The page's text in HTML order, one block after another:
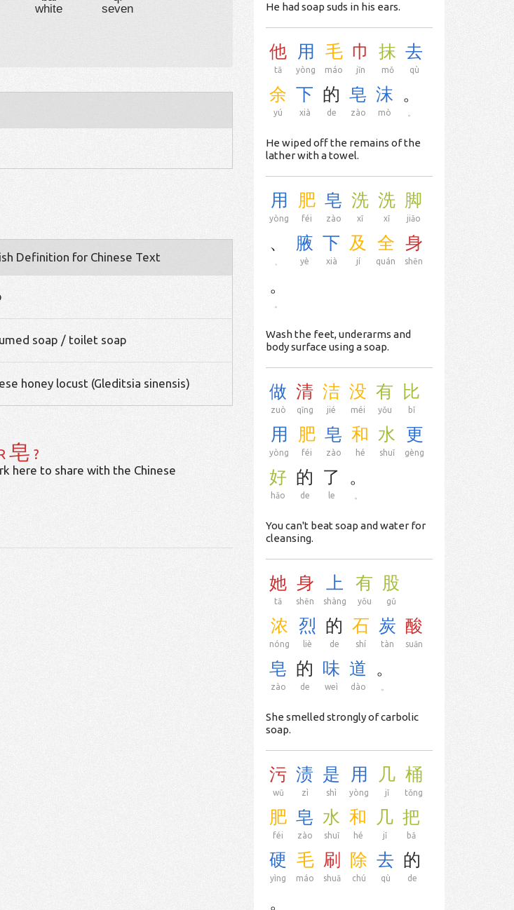
white
seven
Definition for Chinese Text
soap / toilet soap
honey locust (Gleditsia sinensis)
皂 ?
here to share with the Chinese
He had soap suds in his ears.
他
tā
用
yòng
毛
máo
巾
jīn
抹
mǒ
去
qù
余
yú
下
xià
的
de
皂
zào
沫
mò
。
He wiped off the remains of the
lather with a towel.
用
yòng
肥
féi
皂
zào
洗
xǐ
洗
xǐ
脚
jiǎo
、 腋
yè
下
xià
及
jí
全
quán
身
shēn
。
Wash the feet, underarms and
body surface using a soap.
做
zuò
清
qīng
洁
jié
没
méi
有
yǒu
比
bǐ
用
yòng
肥
féi
皂
zào
和
hé
水
shuǐ
更
gèng
好
hǎo
的
de
了
le
。
You can't beat soap and water for
cleansing.
她
tā
身
shēn
上
shàng
有
yǒu
股
gǔ
浓
nóng
烈
liè
的
de
石
shí
炭
tàn
酸
suān
皂
zào
的
de
味
weì
道
dào
。
She smelled strongly of carbolic
soap.
污
wū
渍
zì
是
shì
用
yòng
几
jǐ
桶
tǒng
肥
féi
皂
zào
水
shuǐ
和
hé
几
jǐ
把
bǎ
硬
yìng
毛
máo
刷
shuā
除
chú
去
qù
的
de
。